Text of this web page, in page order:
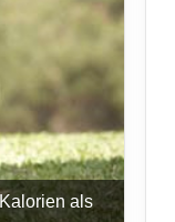
als